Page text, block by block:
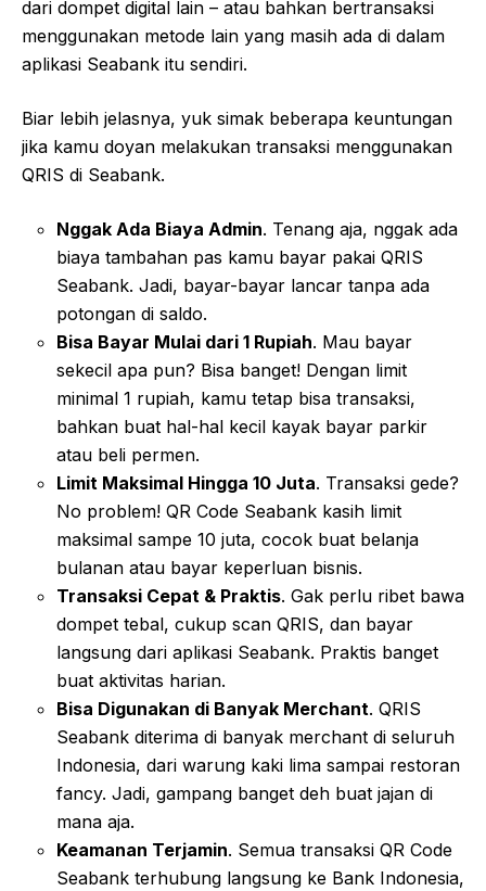
dari dompet digital lain – atau bahkan bertransaksi
menggunakan metode lain yang masih ada di dalam
aplikasi Seabank itu sendiri.
Biar lebih jelasnya, yuk simak beberapa keuntungan
jika kamu doyan melakukan transaksi menggunakan
QRIS di Seabank.
Nggak Ada Biaya Admin. Tenang aja, nggak ada
biaya tambahan pas kamu bayar pakai QRIS
Seabank. Jadi, bayar-bayar lancar tanpa ada
potongan di saldo.
Bisa Bayar Mulai dari 1 Rupiah. Mau bayar
sekecil apa pun? Bisa banget! Dengan limit
minimal 1 rupiah, kamu tetap bisa transaksi,
bahkan buat hal-hal kecil kayak bayar parkir
atau beli permen.
Limit Maksimal Hingga 10 Juta. Transaksi gede?
No problem! QR Code Seabank kasih limit
maksimal sampe 10 juta, cocok buat belanja
bulanan atau bayar keperluan bisnis.
Transaksi Cepat & Praktis. Gak perlu ribet bawa
dompet tebal, cukup scan QRIS, dan bayar
langsung dari aplikasi Seabank. Praktis banget
buat aktivitas harian.
Bisa Digunakan di Banyak Merchant. QRIS
Seabank diterima di banyak merchant di seluruh
Indonesia, dari warung kaki lima sampai restoran
fancy. Jadi, gampang banget deh buat jajan di
mana aja.
Keamanan Terjamin. Semua transaksi QR Code
Seabank terhubung langsung ke Bank Indonesia,